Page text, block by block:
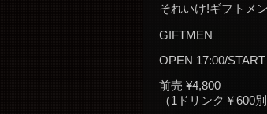
それいけ!ギフトメ
GIFTMEN
OPEN 17:00/
前売 ¥4,800
（1ドリンク￥600別